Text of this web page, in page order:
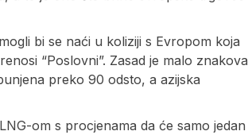
bi se naći u koliziji s Evropom koja
“Poslovni”. Zasad je malo znakova
preko 90 odsto, a azijska
om s procjenama da će samo jedan